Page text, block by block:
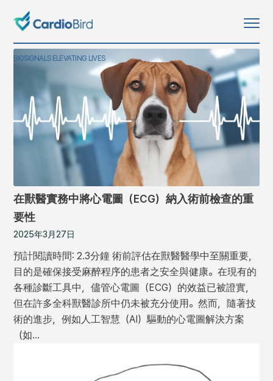
BIOSIGNALS ELEVATING LIVES
在獸醫實務中將心電圖（ECG）納入術前檢查的重
要性
2025年3月27日
預計閱讀時間: 2.3分鐘 術前評估在獸醫醫學中至關重要，
目的是確保接受麻醉程序的患者之安全與健康。在現有的
各種診斷工具中，儘管心電圖（ECG）的效益已被證實，
但在許多全科獸醫診所中仍未被充分使用。然而，隨著技
術的進步，例如人工智慧（AI）驅動的心電圖解決方案
（如…